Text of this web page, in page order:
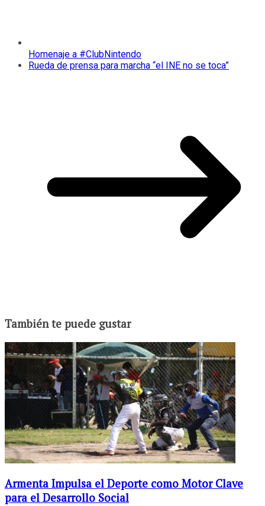
Homenaje a #ClubNintendo
Rueda de prensa para marcha “el INE no se toca”
También te puede gustar
Armenta Impulsa el Deporte como Motor Clave
para el Desarrollo Social